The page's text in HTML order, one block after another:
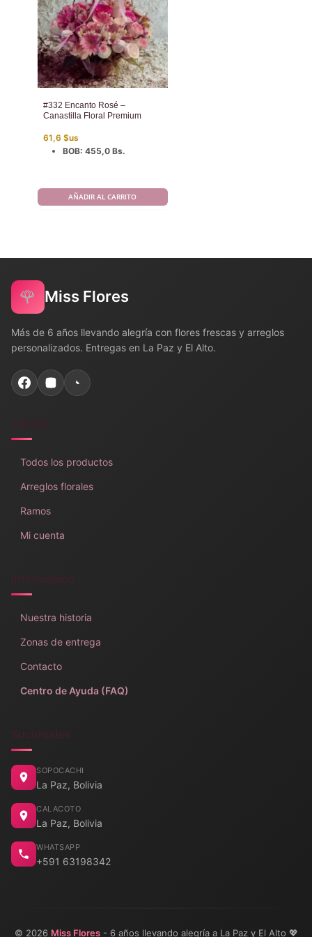
#332 Encanto Rosé –
Canastilla Floral Premium
61,6 $us
BOB: 455,0 Bs.
AÑADIR AL CARRITO
🌹 Miss Flores
Más de 6 años llevando alegría con flores frescas y arreglos
personalizados. Entregas en La Paz y El Alto.
Todos los productos
Arreglos florales
Ramos
Mi cuenta
Información
Nuestra historia
Zonas de entrega
Contacto
Centro de Ayuda (FAQ)
Sucursales
SOPOCACHI
La Paz, Bolivia
CALACOTO
La Paz, Bolivia
WHATSAPP
+591 63198342
© 2026 Miss Flores- 6 años llevando alegría a La Paz y El Alto 💖